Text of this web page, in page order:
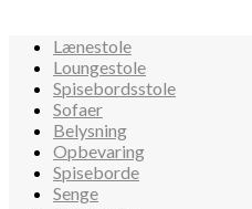
Lænestole
Loungestole
Spisebordsstole
Sofaer
Belysning
Opbevaring
Spiseborde
Senge